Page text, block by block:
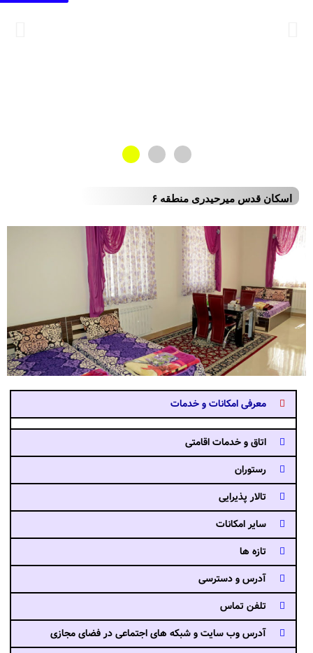
اسکان قدس میرحیدری منطقه ۶
معرفی امکانات و خدمات
اتاق و خدمات اقامتی
رستوران
تالار پذیرایی
سایر امکانات
تازه ها
آدرس و دسترسی
تلفن تماس
آدرس وب سایت و شبکه های اجتماعی در فضای مجازی